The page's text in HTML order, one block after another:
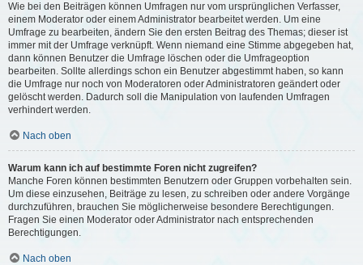
Wie bei den Beiträgen können Umfragen nur vom ursprünglichen Verfasser,
einem Moderator oder einem Administrator bearbeitet werden. Um eine
Umfrage zu bearbeiten, ändern Sie den ersten Beitrag des Themas; dieser ist
immer mit der Umfrage verknüpft. Wenn niemand eine Stimme abgegeben hat,
dann können Benutzer die Umfrage löschen oder die Umfrageoption
bearbeiten. Sollte allerdings schon ein Benutzer abgestimmt haben, so kann
die Umfrage nur noch von Moderatoren oder Administratoren geändert oder
gelöscht werden. Dadurch soll die Manipulation von laufenden Umfragen
verhindert werden.
Nach oben
Warum kann ich auf bestimmte Foren nicht zugreifen?
Manche Foren können bestimmten Benutzern oder Gruppen vorbehalten sein.
Um diese einzusehen, Beiträge zu lesen, zu schreiben oder andere Vorgänge
durchzuführen, brauchen Sie möglicherweise besondere Berechtigungen.
Fragen Sie einen Moderator oder Administrator nach entsprechenden
Berechtigungen.
Nach oben